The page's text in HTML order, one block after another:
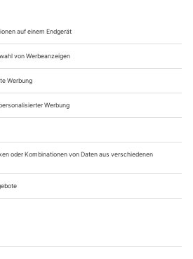
aus, wo sie 1779 ihre
die «Astrologi immaginari»
II., auch er ein Bewunderer,
wo sie 1781 unter dem Titel «Die
am Scheitern: Auf diesen Nenner
von Leos Janáceks
Durch einen eigentlich ganz
Gabriele Rech, mit dieser ersten
Brettern seit fünfzehn Jahren